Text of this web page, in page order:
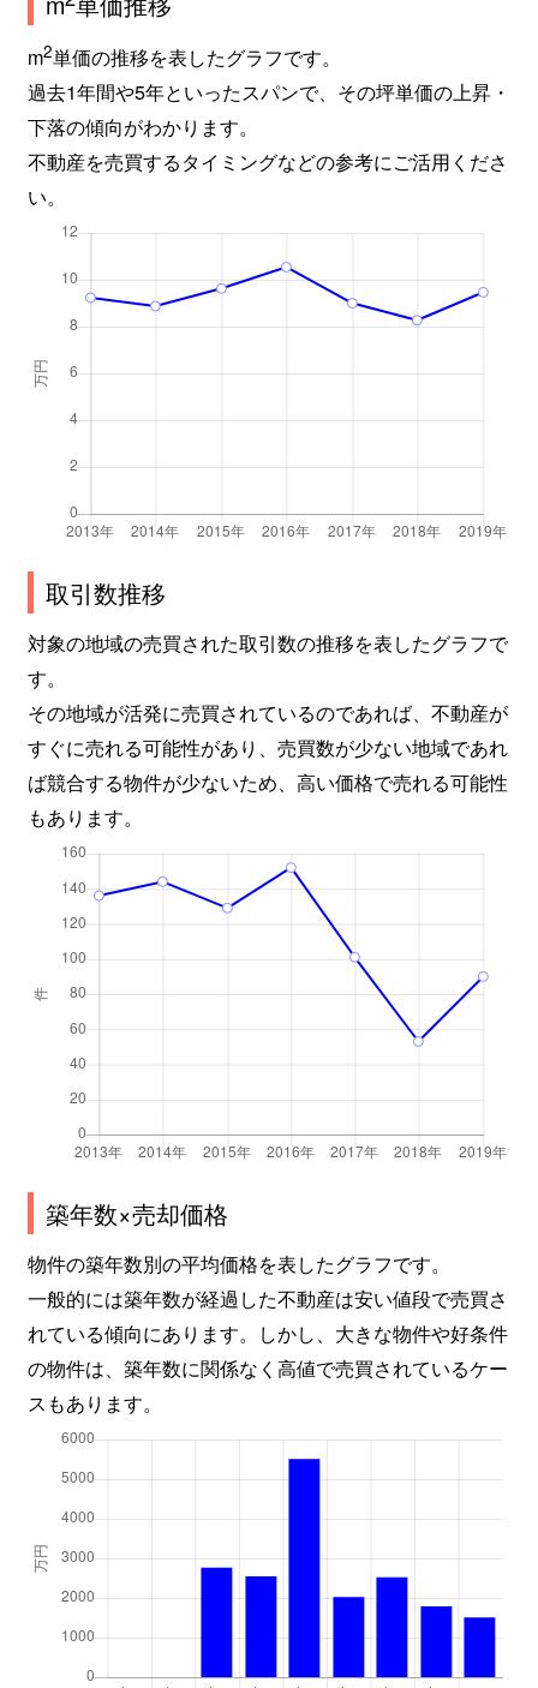
m2単価の推移を表したグラフです。
過去1年間や5年といったスパンで、その坪単価の上昇・
下落の傾向がわかります。
不動産を売買するタイミングなどの参考にご活用くださ
い。
取引数推移
対象の地域の売買された取引数の推移を表したグラフで
す。
その地域が活発に売買されているのであれば、不動産が
すぐに売れる可能性があり、売買数が少ない地域であれ
ば競合する物件が少ないため、高い価格で売れる可能性
もあります。
築年数×売却価格
物件の築年数別の平均価格を表したグラフです。
一般的には築年数が経過した不動産は安い値段で売買さ
れている傾向にあります。しかし、大きな物件や好条件
の物件は、築年数に関係なく高値で売買されているケー
スもあります。